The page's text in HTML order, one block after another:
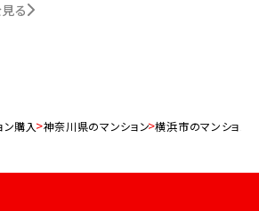
る
ン購入 神奈川県のマンション 横浜市のマンション